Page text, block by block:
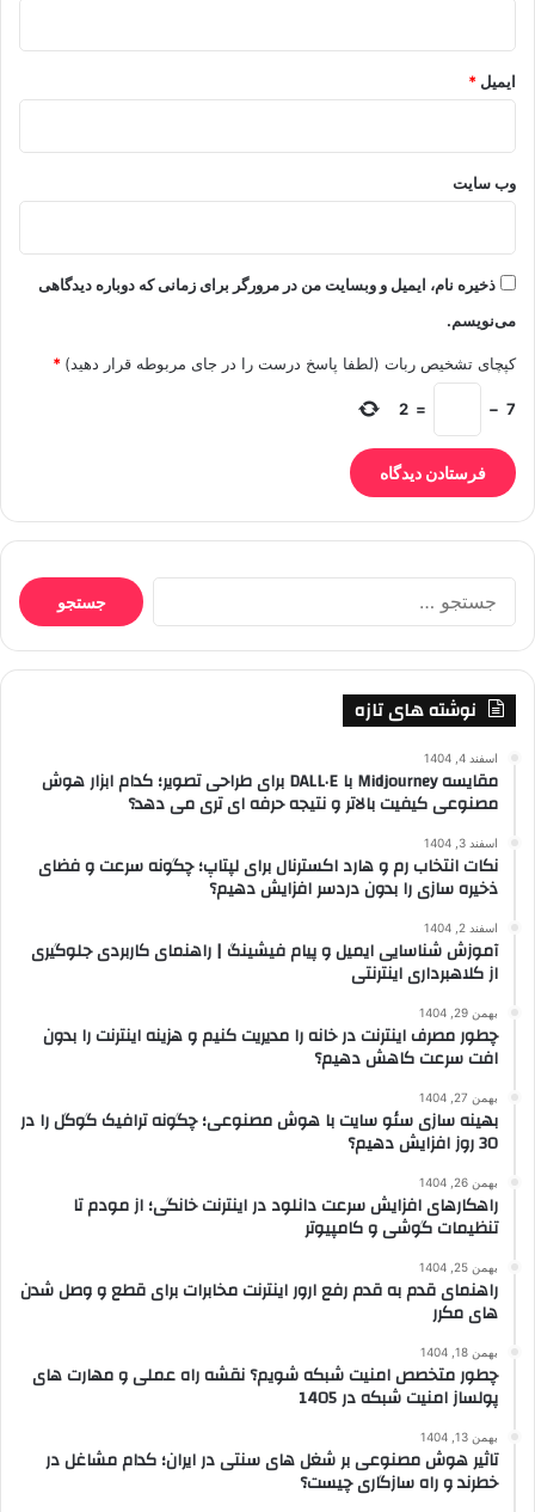
ایمیل *
وب‌ سایت
ذخیره نام، ایمیل و وبسایت من در مرورگر برای زمانی که دوباره دیدگاهی
می‌نویسم.
کپچای تشخیص ربات (لطفا پاسخ درست را در جای مربوطه قرار دهید) *
7
−
=
2
جستجو
برای:
نوشته های تازه
اسفند 4, 1404
مقایسه Midjourney با DALL·E برای طراحی تصویر؛ کدام ابزار هوش
مصنوعی کیفیت بالاتر و نتیجه حرفه ای تری می دهد؟
اسفند 3, 1404
نکات انتخاب رم و هارد اکسترنال برای لپتاپ؛ چگونه سرعت و فضای
ذخیره سازی را بدون دردسر افزایش دهیم؟
اسفند 2, 1404
آموزش شناسایی ایمیل و پیام فیشینگ | راهنمای کاربردی جلوگیری
از کلاهبرداری اینترنتی
بهمن 29, 1404
چطور مصرف اینترنت در خانه را مدیریت کنیم و هزینه اینترنت را بدون
افت سرعت کاهش دهیم؟
بهمن 27, 1404
بهینه سازی سئو سایت با هوش مصنوعی؛ چگونه ترافیک گوگل را در
30 روز افزایش دهیم؟
بهمن 26, 1404
راهکارهای افزایش سرعت دانلود در اینترنت خانگی؛ از مودم تا
تنظیمات گوشی و کامپیوتر
بهمن 25, 1404
راهنمای قدم به قدم رفع ارور اینترنت مخابرات برای قطع و وصل شدن
های مکرر
بهمن 18, 1404
چطور متخصص امنیت شبکه شویم؟ نقشه راه عملی و مهارت های
پولساز امنیت شبکه در 1405
بهمن 13, 1404
تاثیر هوش مصنوعی بر شغل های سنتی در ایران؛ کدام مشاغل در
خطرند و راه سازگاری چیست؟